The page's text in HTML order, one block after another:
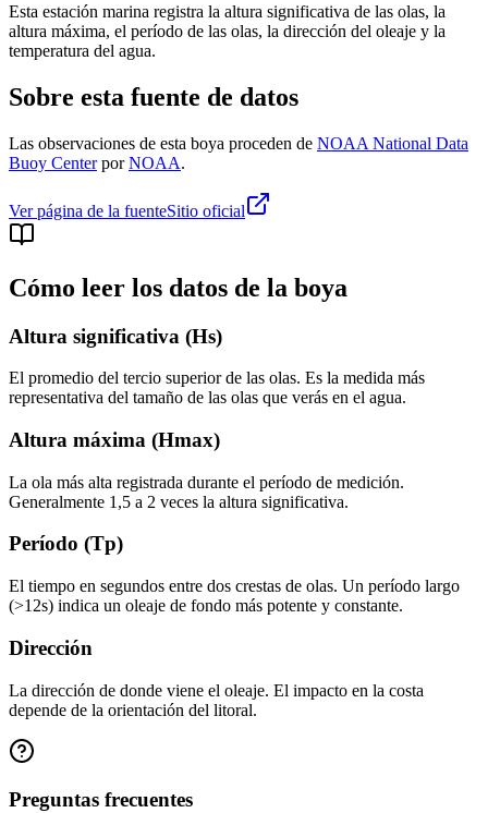
Esta estación marina registra la altura significativa de las olas, la
altura máxima, el período de las olas, la dirección del oleaje y la
temperatura del agua.
Sobre esta fuente de datos
Las observaciones de esta boya proceden de NOAA National Data
Buoy Center por NOAA.
Ver página de la fuenteSitio oficial
Cómo leer los datos de la boya
Altura significativa (Hs)
El promedio del tercio superior de las olas. Es la medida más
representativa del tamaño de las olas que verás en el agua.
Altura máxima (Hmax)
La ola más alta registrada durante el período de medición.
Generalmente 1,5 a 2 veces la altura significativa.
Período (Tp)
El tiempo en segundos entre dos crestas de olas. Un período largo
(>12s) indica un oleaje de fondo más potente y constante.
Dirección
La dirección de donde viene el oleaje. El impacto en la costa
depende de la orientación del litoral.
Preguntas frecuentes